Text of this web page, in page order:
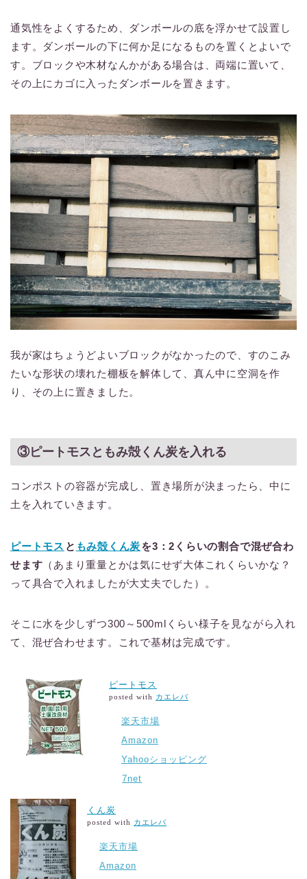
通気性をよくするため、ダンボールの底を浮かせて設置し
ます。ダンボールの下に何か足になるものを置くとよいで
す。ブロックや木材なんかがある場合は、両端に置いて、
その上にカゴに入ったダンボールを置きます。
我が家はちょうどよいブロックがなかったので、すのこみ
たいな形状の壊れた棚板を解体して、真ん中に空洞を作
り、その上に置きました。
③ピートモスともみ殻くん炭を入れる
コンポストの容器が完成し、置き場所が決まったら、中に
土を入れていきます。
ピートモス と もみ殻くん炭を3：2くらいの割合で混ぜ合わ
せます （あまり重量とかは気にせず大体これくらいかな？
って具合で入れましたが大丈夫でした）。
そこに水を少しずつ300～500mlくらい様子を見ながら入れ
て、混ぜ合わせます。これで基材は完成です。
ピートモス
posted with カエレバ
楽天市場
Amazon
Yahooショッピング
7net
くん炭
posted with カエレバ
楽天市場
Amazon